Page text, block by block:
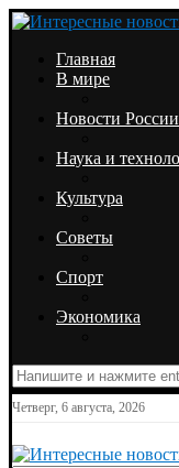
Главная
В мире
Новости России
Наука и
Культура
Советы
Спорт
Экономика
Четверг, 6 августа, 2026